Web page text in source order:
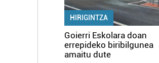
HIRIGINTZA
Goierri Eskolara doan
errepideko biribilgunea
amaitu dute